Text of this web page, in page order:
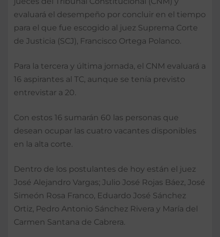
evaluará el desempeño por concluir en el tiempo
para el que fue escogido al juez Suprema Corte
de Justicia (SCJ), Francisco Ortega Polanco.
Para la tercera y última jornada, el CNM evaluará a
16 aspirantes al TC, aunque se tenía previsto
entrevistar a 20.
Con estos 16 sumarán 60 las personas que
desean ocupar las cuatro vacantes disponibles
en la alta corte.
Dentro de los postulantes de hoy están el juez
José Alejandro Vargas; Julio José Rojas Báez, José
Simeón Rosa Franco, Eduardo José Sánchez
Ortiz, Pedro Antonio Sánchez Rivera y María del
Carmen Santana de Cabrera.